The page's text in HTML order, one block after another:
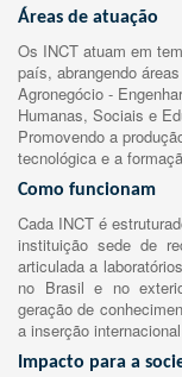
Áreas de atuação
Os INCT atuam em
país, abrangendo
Agronegócio -
Humanas, Sociais e
Promovendo a
tecnológica e a
Como funcionam
Cada INCT é
instituição sede de
articulada a
no Brasil e no
geração de
a inserção
Impacto para a